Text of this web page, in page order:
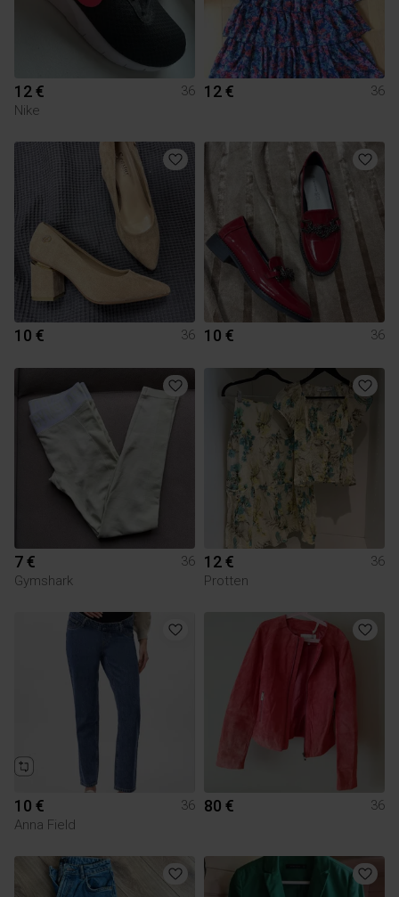
12 €
36
Nike
12 € 36
10 € 36 10 € 36
7 €
36
Gymshark
12 €
36
Protten
10 €
36
Anna Field
80 € 36